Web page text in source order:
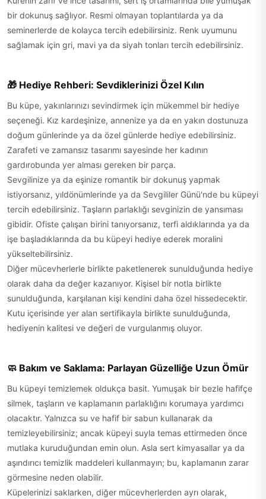
bir dokunuş sağlıyor. Resmi olmayan toplantılarda ya da
seminerlerde de kolayca tercih edebilirsiniz. Renk uyumunu
sağlamak için gri, mavi ya da siyah tonları tercih edebilirsiniz.
🎁 Hediye Rehberi: Sevdiklerinizi Özel Kılın
Bu küpe, yakınlarınızı sevindirmek için mükemmel bir hediye
seçeneği. Kız kardeşinize, annenize ya da en yakın dostunuza
doğum günlerinde ya da özel günlerde hediye edebilirsiniz.
Zarafeti ve zamansız tasarımı sayesinde her kadının
gardırobunda yer alması gereken bir parça.
Sevgilinize ya da eşinize romantik bir dokunuş yapmak
istiyorsanız, yıldönümlerinde ya da Sevgililer Günü'nde bu küpeyi
tercih edebilirsiniz. Taşların parlaklığı sevginizin de yansıması
gibidir. Ofiste çalışan birini tanıyorsanız, terfi aldıklarında ya da
işe başladıklarında da bu küpeyi hediye ederek moralini
yükseltebilirsiniz.
Diğer mücevherlerle birlikte paketlenerek sunulduğunda hediye
olarak daha da değer kazanıyor. Kişisel bir notla birlikte
sunulduğunda, karşılanan kişi kendini daha özel hissedecektir.
Kutu içerisinde yer alan sertifikayla birlikte sunulduğunda,
hediyenin kalitesi ve değeri de vurgulanmış oluyor.
🧼 Bakım ve Saklama: Parlayan Güzelliğe Uzun Ömür
Bu küpeyi temizlemek oldukça basit. Yumuşak bir bezle hafifçe
silmek, taşların ve kaplamanın parlaklığını korumaya yardımcı
olacaktır. Yalnızca su ve hafif bir sabun kullanarak da
temizleyebilirsiniz; ancak küpeyi suyla temas ettirmeden önce
mutlaka kuruduğundan emin olun. Asla sert kimyasallar ya da
aşındırıcı temizlik maddeleri kullanmayın; bu, kaplamanın zarar
görmesine neden olabilir.
Küpelerinizi saklarken, diğer mücevherlerden ayrı olarak,